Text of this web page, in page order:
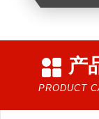
产
PRODUCT